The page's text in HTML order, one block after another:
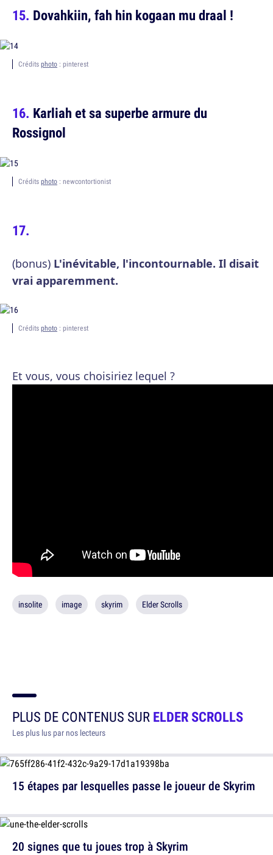
Dovahkiin, fah hin kogaan mu draal !
Crédits photo : pinterest
Karliah et sa superbe armure du
Rossignol
Crédits photo : newcontortionist
(bonus) L'inévitable, l'incontournable. Il disait
vrai apparemment.
Crédits photo : pinterest
Et vous, vous choisiriez lequel ?
insolite image skyrim Elder Scrolls
PLUS DE CONTENUS SURELDER SCROLLS
Les plus lus par nos lecteurs
15 étapes par lesquelles passe le joueur de Skyrim
20 signes que tu joues trop à Skyrim